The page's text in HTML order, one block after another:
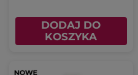
DODAJ DO
KOSZYKA